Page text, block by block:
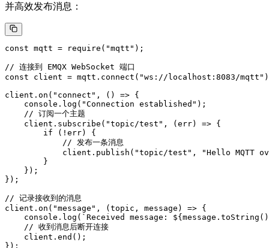
并高效发布消息：
const mqtt = require("mqtt");
// 连接到 EMQX WebSocket 端口
const client = mqtt.connect("ws://localhost:8083/
client.on("connect", () => {
console.log("Connection established");
// 订阅一个主题
client.subscribe("topic/test", (err) => {
if (!err) {
// 发布一条消息
client.publish("topic/test", "Hello MQTT over
}
});
});
// 记录接收到的消息
client.on("message", (topic, message) => {
console.log(`Received message:
// 收到消息后断开连接
client.end();